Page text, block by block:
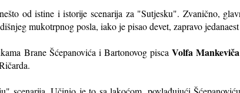
od istine i istorije scenarija za "Sutjesku". Zvanično,
mukotrpnog posla, iako je pisao devet, zapravo
Brane Šćepanovića i Bartonovog pisca Volfa Mankeviča